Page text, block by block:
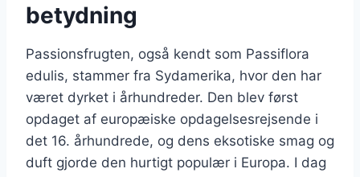
betydning
Passionsfrugten, også kendt som Passiflora
edulis, stammer fra Sydamerika, hvor den har
været dyrket i århundreder. Den blev først
opdaget af europæiske opdagelsesrejsende i
det 16. århundrede, og dens eksotiske smag og
duft gjorde den hurtigt populær i Europa. I dag